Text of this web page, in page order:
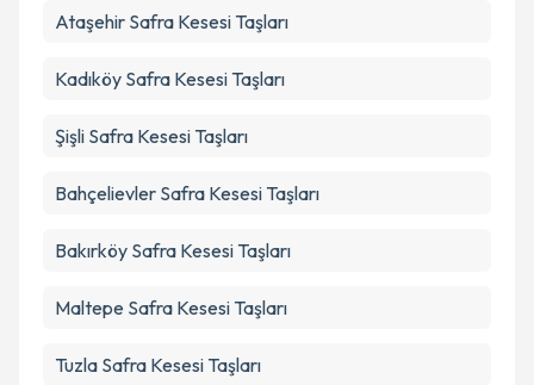
Takvim Talebini Gönder
Ataşehir Safra Kesesi Taşları
Kadıköy Safra Kesesi Taşları
Şişli Safra Kesesi Taşları
Bahçelievler Safra Kesesi Taşları
Bakırköy Safra Kesesi Taşları
Maltepe Safra Kesesi Taşları
Tuzla Safra Kesesi Taşları